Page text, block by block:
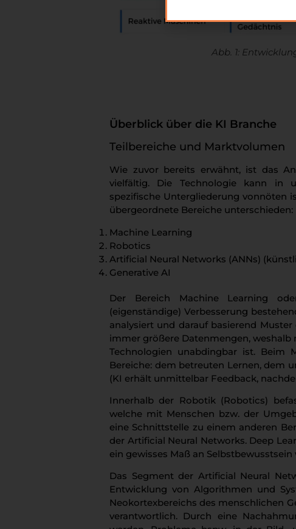
Abb. 1:
Überblick über die KI Branche
Teilbereiche und Marktvolumen
Wie zuvor bereits erwähnt, ist das
vielfältig. Die Technologie kann in
spezifische Untergliederung vonnöten
übergeordnete Bereiche unterschieden:
Machine Learning
Robotics
Artificial Neural Networks (ANNs)
Generative AI
Der Bereich Machine Learning
(eigenständige) Verbesserung
analysiert und darauf basierend
immer größere Datenmengen, weshalb
Technologien unabdingbar ist. Beim
Bereiche: dem betreuten Lernen, dem
(KI erhält unmittelbar Feedback,
Innerhalb der Robotik (Robotics)
welche mit Menschen bzw. der
eine Schnittstelle zu einem anderen
der Artificial Neural Networks. Deep
ein gewisses Maß an
Das Segment der Artificial Neural
Entwicklung von Algorithmen und
Neokortexbereichs des menschlichen
verantwortlich. Durch eine